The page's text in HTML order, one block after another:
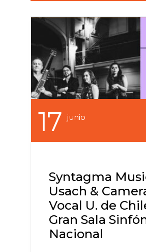
17 Junio
Syntagma Musicum
Usach &
Vocal U. de
Gran Sala
Nacional